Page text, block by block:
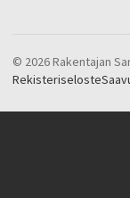
© 2026 Rakentajan
Rekisteriseloste